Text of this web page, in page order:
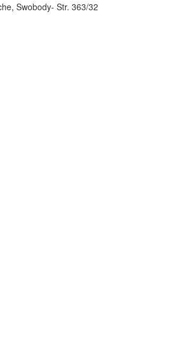
Swobody- Str. 363/32